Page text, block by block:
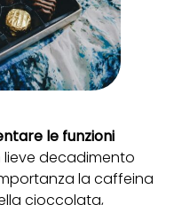
le funzioni
lieve decadimento
la caffeina
cioccolata,